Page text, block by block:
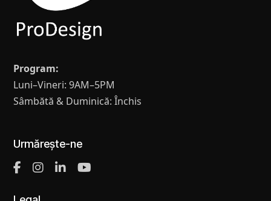
Program:
Luni–Vineri: 9AM–5PM
Sâmbătă & Duminică: Închis
Urmărește-ne